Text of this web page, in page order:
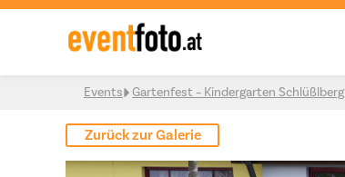
Skip to content
Events Gartenfest – Kindergarten Schlüßlberg
Zurück zur Galerie